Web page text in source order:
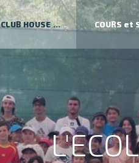
CLUB HOUSE COURS et